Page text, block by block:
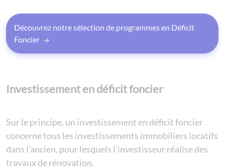
Découvrez notre sélection de programmes en Déficit
Foncier
Investissement en déficit foncier
Sur le principe, un investissement en déficit foncier
concerne tous les investissements immobiliers locatifs
dans l’ancien, pour lesquels l’investisseur réalise des
travaux de rénovation.